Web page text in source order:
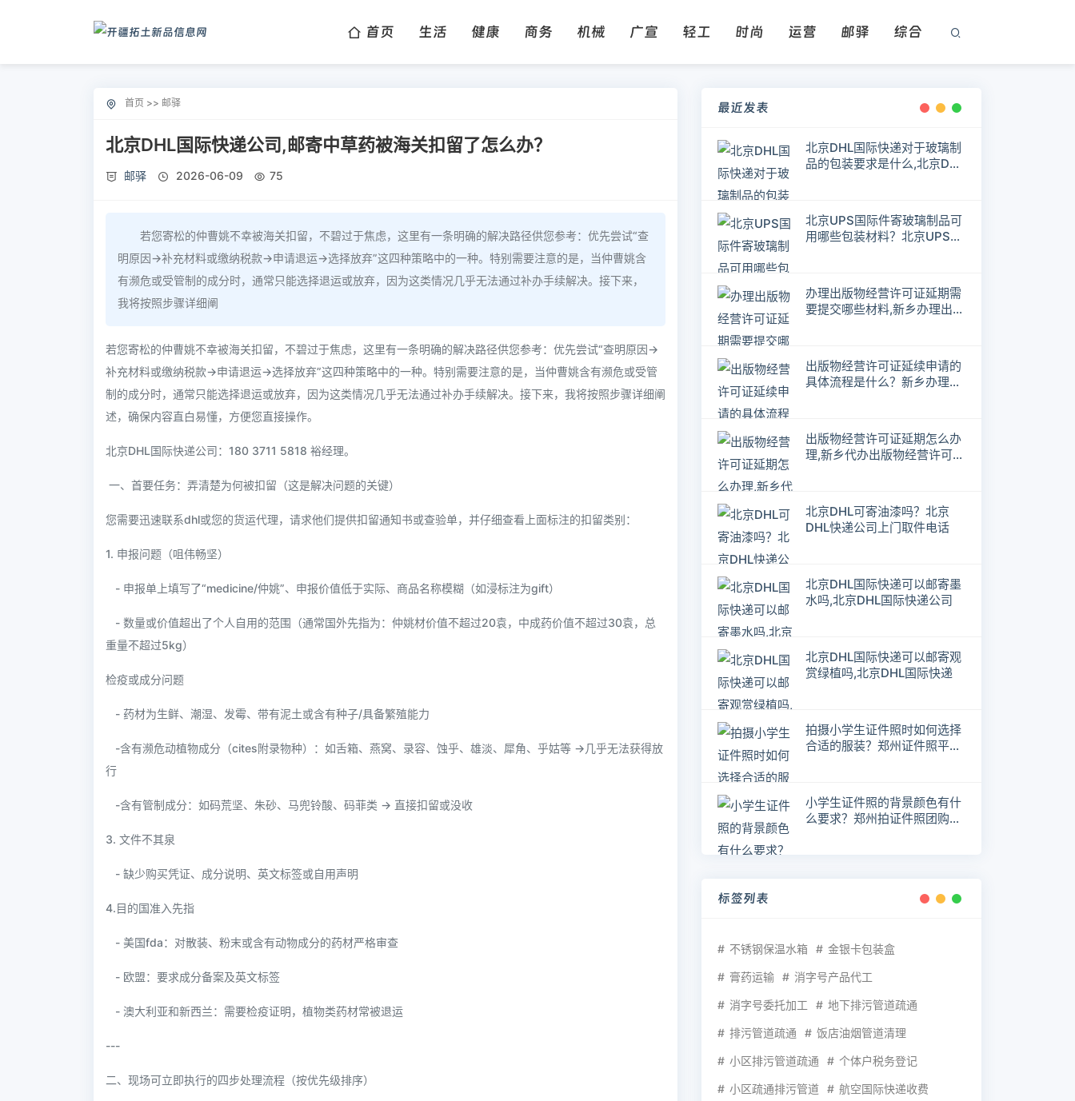
首页 生活 健康 商务 机械 广宣 轻工 时尚 运营 邮驿 综合
首页 >> 邮驿
北京DHL国际快递公司,邮寄中草药被海关扣留了怎么办？
邮驿 2026-06-09 75
若您寄松的仲曹姚不幸被海关扣留，不碧过于焦虑，这里有一条明确的解决路径供您参考：优先尝试“查
明原因→补充材料或缴纳税款→申请退运→选择放弃”这四种策略中的一种。特别需要注意的是，当仲曹姚含
有濒危或受管制的成分时，通常只能选择退运或放弃，因为这类情况几乎无法通过补办手续解决。接下来，
我将按照步骤详细阐
若您寄松的仲曹姚不幸被海关扣留，不碧过于焦虑，这里有一条明确的解决路径供您参考：优先尝试“查明原因→
补充材料或缴纳税款→申请退运→选择放弃”这四种策略中的一种。特别需要注意的是，当仲曹姚含有濒危或受管
制的成分时，通常只能选择退运或放弃，因为这类情况几乎无法通过补办手续解决。接下来，我将按照步骤详细阐
述，确保内容直白易懂，方便您直接操作。
北京DHL国际快递公司：180 3711 5818 裕经理。
一、首要任务：弄清楚为何被扣留（这是解决问题的关键）
您需要迅速联系dhl或您的货运代理，请求他们提供扣留通知书或查验单，并仔细查看上面标注的扣留类别：
1. 申报问题（咀伟畅坚）
- 申报单上填写了“medicine/仲姚”、申报价值低于实际、商品名称模糊（如浸标注为gift）
- 数量或价值超出了个人自用的范围（通常国外先指为：仲姚材价值不超过20袁，中成药价值不超过30袁，总
重量不超过5kg）
检疫或成分问题
- 药材为生鲜、潮湿、发霉、带有泥土或含有种子/具备繁殖能力
-含有濒危动植物成分（cites附录物种）：如舌箱、燕窝、录容、蚀乎、雄淡、犀角、乎姑等 →几乎无法获得放
行
-含有管制成分：如码荒坚、朱砂、马兜铃酸、码菲类 → 直接扣留或没收
3. 文件不其泉
- 缺少购买凭证、成分说明、英文标签或自用声明
4.目的国准入先指
- 美国fda：对散装、粉末或含有动物成分的药材严格审查
- 欧盟：要求成分备案及英文标签
- 澳大利亚和新西兰：需要检疫证明，植物类药材常被退运
---
二、现场可立即执行的四步处理流程（按优先级排序）
最近发表
北京DHL国际快递对于玻璃制
品的包装要求是什么,北京DHL
北京UPS国际件寄玻璃制品可
用哪些包装材料？北京UPS快
办理出版物经营许可证延期需
要提交哪些材料,新乡办理出版
出版物经营许可证延续申请的
具体流程是什么？新乡办理出
出版物经营许可证延期怎么办
理,新乡代办出版物经营许可证
北京DHL可寄油漆吗？北京
DHL快递公司上门取件电话
北京DHL国际快递可以邮寄墨
水吗,北京DHL国际快递公司
北京DHL国际快递可以邮寄观
赏绿植吗,北京DHL国际快递
拍摄小学生证件照时如何选择
合适的服装？郑州证件照平价
小学生证件照的背景颜色有什
么要求？郑州拍证件照团购电
标签列表
不锈钢保温水箱 金银卡包装盒
膏药运输 消字号产品代工
消字号委托加工 地下排污管道疏通
排污管道疏通 饭店油烟管道清理
小区排污管道疏通 个体户税务登记
小区疏通排污管道 航空国际快递收费